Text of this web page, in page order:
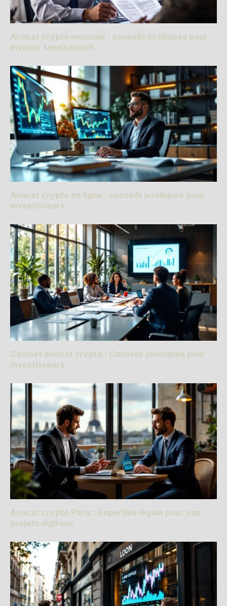
Avocat crypto monnaie : conseils juridiques pour
investir sereinement
Avocat crypto en ligne : conseils juridiques pour
investisseurs
Cabinet avocat crypto : Conseils juridiques pour
investisseurs
Avocat crypto Paris : Expertise légale pour vos
projets digitaux